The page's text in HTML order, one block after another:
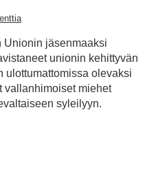
Unionin jäsenmaaksi
unionin kehittyvän
ulottumattomissa olevaksi
vallanhimoiset miehet
syleilyyn.